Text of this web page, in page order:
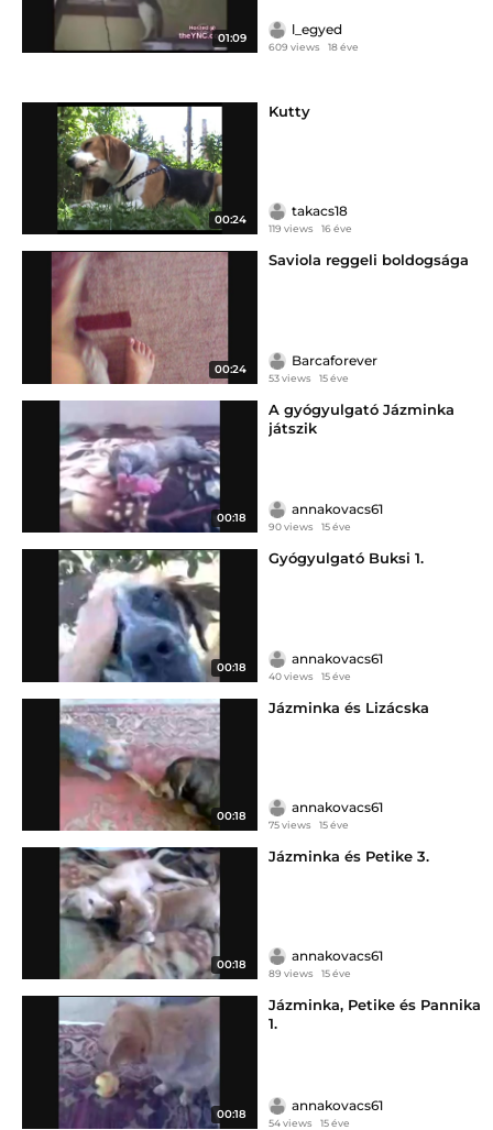
01:09
l_egyed
609 views 18 éve
00:24
Kutty
takacs18
119 views 16 éve
00:24
Saviola reggeli boldogsága
Barcaforever
53 views 15 éve
00:18
A gyógyulgató Jázminka
játszik
annakovacs61
90 views 15 éve
00:18
Gyógyulgató Buksi 1.
annakovacs61
40 views 15 éve
00:18
Jázminka és Lizácska
annakovacs61
75 views 15 éve
00:18
Jázminka és Petike 3.
annakovacs61
89 views 15 éve
00:18
Jázminka, Petike és Pannika
1.
annakovacs61
54 views 15 éve